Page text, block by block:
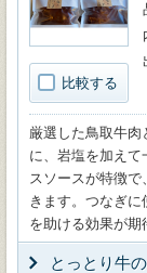
比較する
厳選した鳥取牛
に、岩塩を加えて
スソースが特徴
きます。つなぎ
を助ける効果が期
とっとり牛